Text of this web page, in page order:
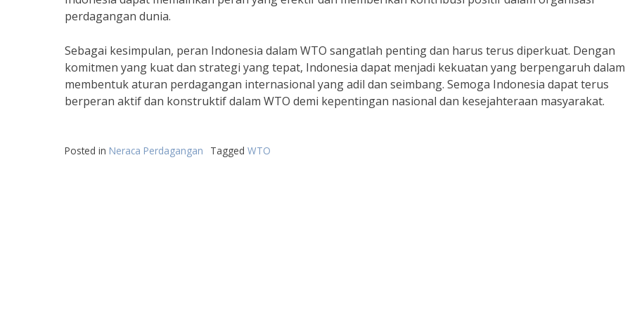
perdagangan dunia.
Sebagai kesimpulan, peran Indonesia dalam WTO sangatlah penting dan harus terus diperkuat. Dengan
komitmen yang kuat dan strategi yang tepat, Indonesia dapat menjadi kekuatan yang berpengaruh dalam
membentuk aturan perdagangan internasional yang adil dan seimbang. Semoga Indonesia dapat terus
berperan aktif dan konstruktif dalam WTO demi kepentingan nasional dan kesejahteraan masyarakat.
Posted in Neraca Perdagangan Tagged WTO